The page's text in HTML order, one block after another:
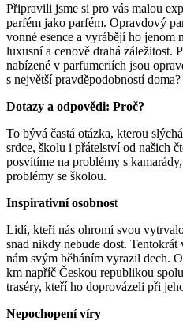
Připravili jsme si pro vás malou
parfém jako parfém. Opravdový
vonné esence a vyrábějí ho jenom
luxusní a cenově drahá záležitost.
nabízené v parfumeriích jsou
s největší pravděpodobností doma?
Dotazy a odpovědi: Proč?
To bývá častá otázka, kterou
srdce, školu i přátelství od našich
posvítíme na problémy s
problémy se školou.
Inspirativní osobnost
Lidí, kteří nás ohromí svou
snad nikdy nebude dost.
nám svým běháním vyrazil dech.
km napříč Českou republikou
traséry, kteří ho doprovázeli při
Nepochopení víry